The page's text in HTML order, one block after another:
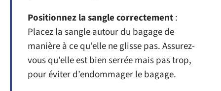
Positionnez la sangle correctement:
Placez la sangle autour du bagage de
manière à ce qu’elle ne glisse pas. Assurez-
vous qu’elle est bien serrée mais pas trop,
pour éviter d’endommager le bagage.